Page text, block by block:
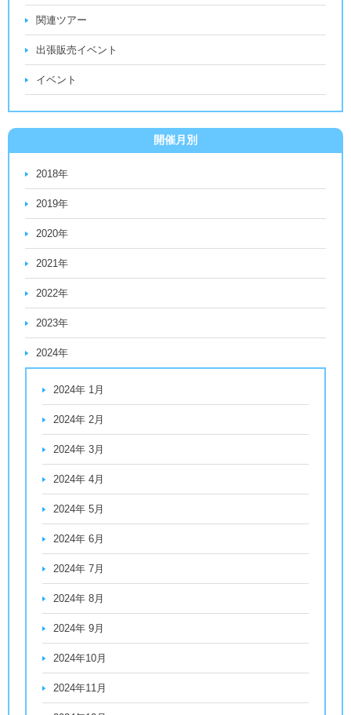
関連ツアー
出張販売イベント
イベント
開催月別
2018年
2019年
2020年
2021年
2022年
2023年
2024年
2024年 1月
2024年 2月
2024年 3月
2024年 4月
2024年 5月
2024年 6月
2024年 7月
2024年 8月
2024年 9月
2024年10月
2024年11月